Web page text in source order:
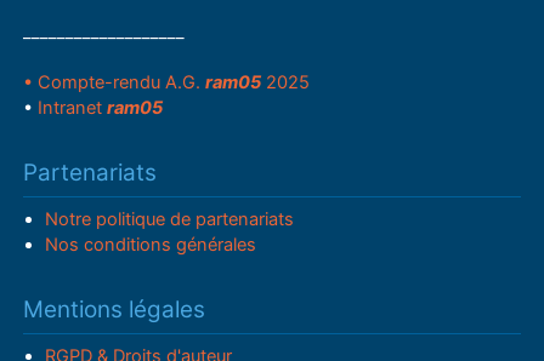
• Compte-rendu A.G.ram05 2025
• Intranetram05
Partenariats
Notre politique de partenariats
Nos conditions générales
Mentions légales
RGPD & Droits d'auteur